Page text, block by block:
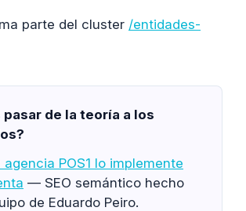
parte del cluster /entidades-
pasar de la teoría a los
agencia POS1 lo implemente
— SEO semántico hecho
de Eduardo Peiro.